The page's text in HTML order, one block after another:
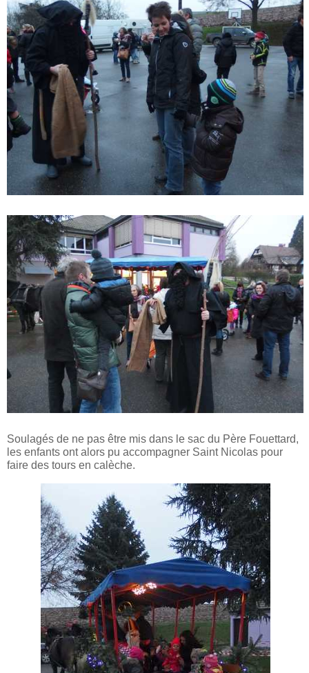
Soulagés de ne pas être mis dans le sac du Père Fouettard,
les enfants ont alors pu accompagner Saint Nicolas pour
faire des tours en calèche.